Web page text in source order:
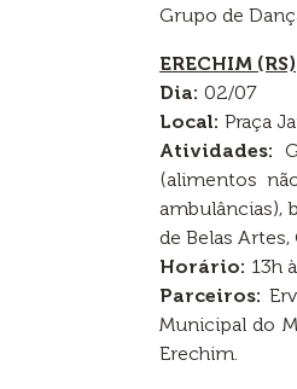
Grupo de
ERECHIM (RS)
Dia: 02/07
Local: Praça
Atividades:
(alimentos
ambulâncias),
de Belas
Horário: 13h
Parceiros:
Municipal do
Erechim.